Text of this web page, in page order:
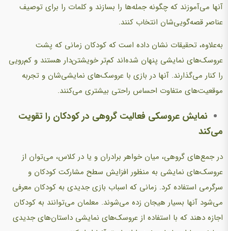
آنها می‌آموزند که چگونه جمله‌ها را بسازند و کلمات را برای توصیف
عناصر قصه‌گویی‌شان انتخاب کنند.
به‌علاوه، تحقیقات نشان داده است که کودکان زمانی که پشت
عروسک‌های نمایشی پنهان شده‌اند کم‌تر خویشتن‌دار هستند و کم‌رویی
را کنار می‌گذارند. آنها در بازی با عروسک‌های نمایشی‌شان و تجربه
موقعیت‌های متفاوت احساس راحتی بیشتری می‌کنند.
نمایش عروسکی فعالیت گروهی در کودکان را تقویت
می‌کند
در جمع‌های گروهی، میان خواهر برادران و یا در کلاس، می‌توان از
عروسک‌های نمایشی به منظور افزایش سطح مشارکت کودکان و
سرگرمی استفاده کرد. زمانی که اسباب بازی جدیدی به کودکان معرفی
می‌شود آنها بسیار هیجان زده می‌شوند. معلمان می‌توانند به کودکان
اجازه دهند که با استفاده از عروسک‌های نمایشی داستان‌های جدیدی